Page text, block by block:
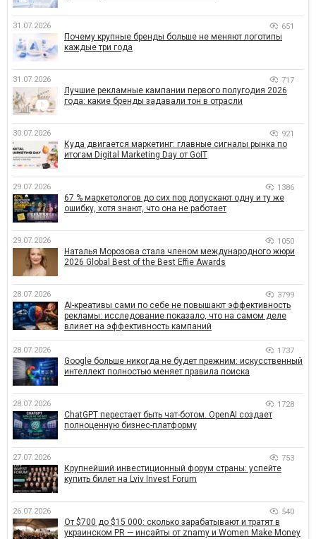
31.07.2026 651
Почему крупные бренды больше не меняют логотипы
каждые три года
31.07.2026 717
Лучшие рекламные кампании первого полугодия 2026
года: какие бренды задавали тон в отрасли
30.07.2026 921
Куда двигается маркетинг: главные сигналы рынка по
итогам Digital Marketing Day от GoIT
29.07.2026 1386
67 % маркетологов до сих пор допускают одну и ту же
ошибку, хотя знают, что она не работает
29.07.2026 1050
Наталья Морозова стала членом международного жюри
2026 Global Best of the Best Effie Awards
28.07.2026 3799
AI-креативы сами по себе не повышают эффективность
рекламы: исследование показало, что на самом деле
влияет на эффективность кампаний
28.07.2026 1737
Google больше никогда не будет прежним: искусственный
интеллект полностью меняет правила поиска
28.07.2026 1728
ChatGPT перестает быть чат-ботом. OpenAI создает
полноценную бизнес-платформу
27.07.2026 753
Крупнейший инвестиционный форум страны: успейте
купить билет на Lviv Invest Forum
26.07.2026 540
От $700 до $15 000: сколько зарабатывают и тратят в
украинском PR — инсайты от znamy и Women Make Money